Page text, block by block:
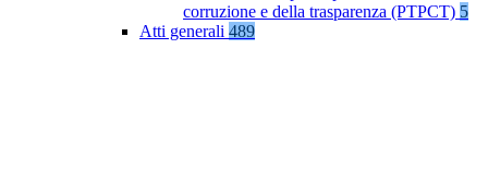
corruzione e della trasparenza (PTPCT) 5
Atti generali 489